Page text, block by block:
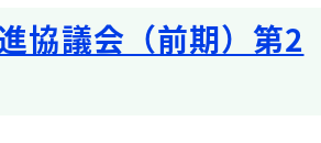
協議会（前期）第2